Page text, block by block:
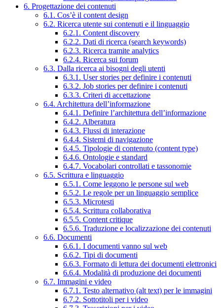
6. Progettazione dei contenuti
6.1. Cos’è il content design
6.2. Ricerca utente sui contenuti e il linguaggio
6.2.1. Content discovery
6.2.2. Dati di ricerca (search keywords)
6.2.3. Ricerca tramite analytics
6.2.4. Ricerca sui forum
6.3. Dalla ricerca ai bisogni degli utenti
6.3.1. User stories per definire i contenuti
6.3.2. Job stories per definire i contenuti
6.3.3. Criteri di accettazione
6.4. Architettura dell’informazione
6.4.1. Definire l’architettura dell’informazione
6.4.2. Alberatura
6.4.3. Flussi di interazione
6.4.4. Sistemi di navigazione
6.4.5. Tipologie di contenuto (content type)
6.4.6. Ontologie e standard
6.4.7. Vocabolari controllati e tassonomie
6.5. Scrittura e linguaggio
6.5.1. Come leggono le persone sul web
6.5.2. Le regole per un linguaggio semplice
6.5.3. Microtesti
6.5.4. Scrittura collaborativa
6.5.5. Content critique
6.5.6. Traduzione e localizzazione dei contenuti
6.6. Documenti
6.6.1. I documenti vanno sul web
6.6.2. Tipi di documenti
6.6.3. Formato di lettura dei documenti elettronici
6.6.4. Modalità di produzione dei documenti
6.7. Immagini e video
6.7.1. Testo alternativo (alt text) per le immagini
6.7.2. Sottotitoli per i video